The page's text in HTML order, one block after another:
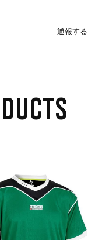
通報する